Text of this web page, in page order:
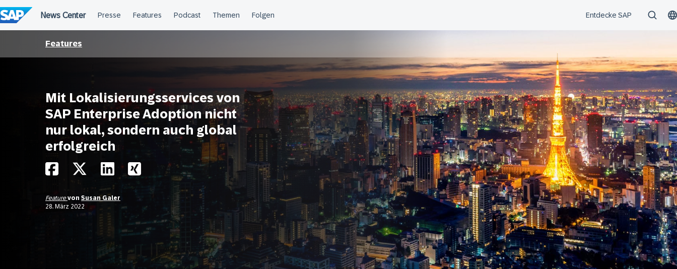
Features
Mit Lokalisierungsservices von
SAP Enterprise Adoption nicht
nur lokal, sondern auch global
erfolgreich
Featurevon Susan Galer
28. März 2022